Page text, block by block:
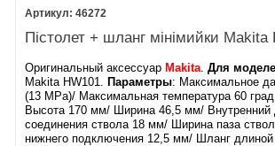
46272
Пістолет + шланг мінімийки Makita
Оригинальный аксессуар Makita .Для
Makita HW101.
Параметры: Максимальное
(13 MPa)/ Максимальная температура 60
Высота 170 мм/ Ширина 46,5 мм/ Внутренний
соединения ствола 18 мм/ Ширина паза
нижнего подключения 12,5 мм/ Шланг длиной